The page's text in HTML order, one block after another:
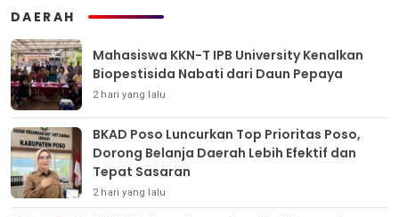
DAERAH
Mahasiswa KKN-T IPB University Kenalkan
Biopestisida Nabati dari Daun Pepaya
2 hari yang lalu
BKAD Poso Luncurkan Top Prioritas Poso,
Dorong Belanja Daerah Lebih Efektif dan
Tepat Sasaran
2 hari yang lalu